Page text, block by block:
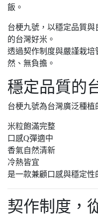
飯。
台梗九號，以穩定品質
的台灣好米。
透過契作制度與嚴謹栽培
然、無負擔。
穩定品質的
台梗九號為台灣廣泛種植
米粒飽滿完整
口感Q彈適中
香氣自然清新
冷熱皆宜
是一款兼顧口感與穩定性
契作制度，